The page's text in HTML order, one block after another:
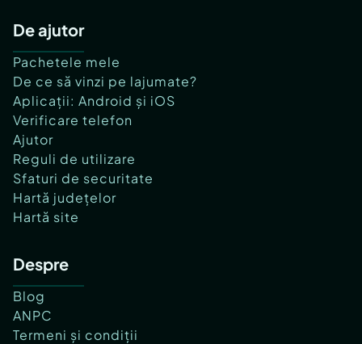
De ajutor
Pachetele mele
De ce să vinzi pe lajumate?
Aplicații: Android și iOS
Verificare telefon
Ajutor
Reguli de utilizare
Sfaturi de securitate
Hartă județelor
Hartă site
Despre
Blog
ANPC
Termeni și condiții